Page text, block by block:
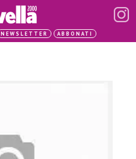
NEWSLETTER ABBONATI